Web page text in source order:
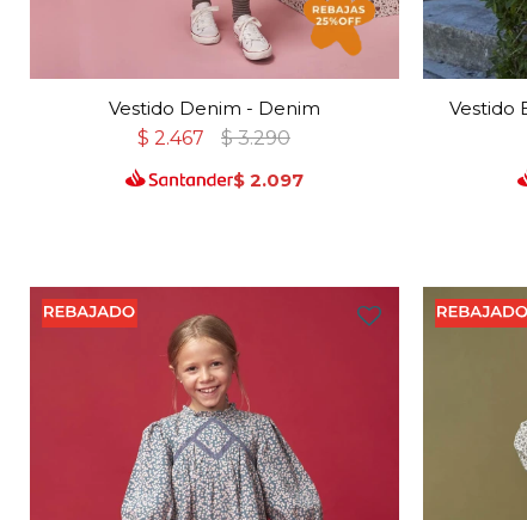
Vestido Denim - Denim
$ 2.467 $ 3.290
$ 2.097
Vestido